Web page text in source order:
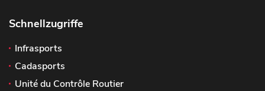
Schnellzugriffe
Infrasports
Cadasports
Unité du Contrôle Routier